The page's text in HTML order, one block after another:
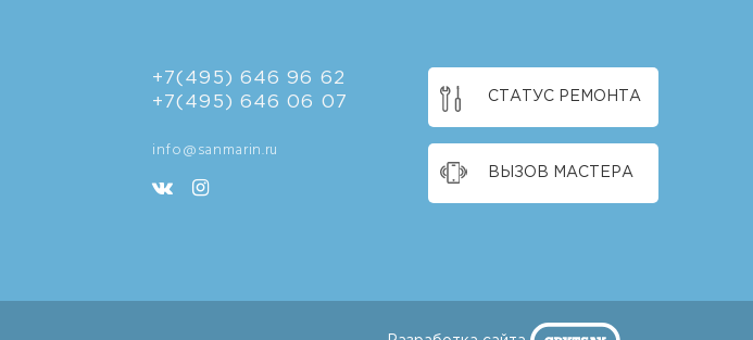
+7(495) 646 96 62
+7(495) 646 06 07
info@sanmarin.ru
СТАТУС РЕМОНТА
ВЫЗОВ МАСТЕРА